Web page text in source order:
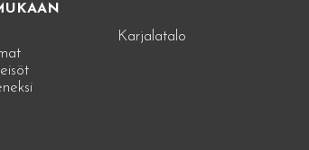
Karjalatalo